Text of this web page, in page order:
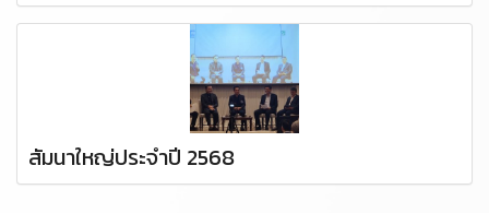
สัมนาใหญ่ประจำปี 2568